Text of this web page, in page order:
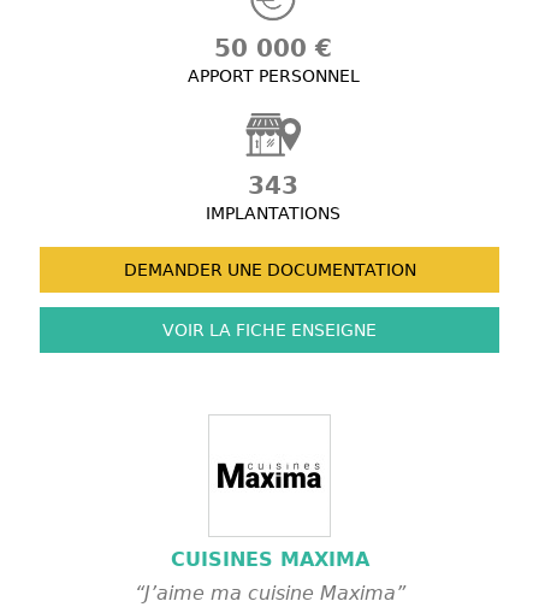
50 000 €
APPORT PERSONNEL
343
IMPLANTATIONS
DEMANDER UNE DOCUMENTATION
VOIR LA FICHE ENSEIGNE
CUISINES MAXIMA
“J’aime ma cuisine Maxima”